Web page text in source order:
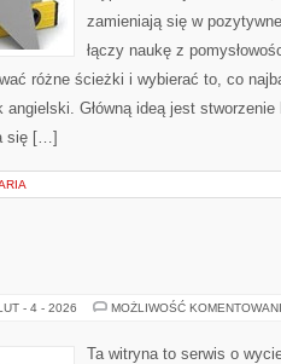
zamieniają się w
łączy naukę z
różne ścieżki i wybierać to, co
Główną ideą jest
się […]
- 4 - 2026 MOŻLIWOŚĆ
Ta witryna to serwis o